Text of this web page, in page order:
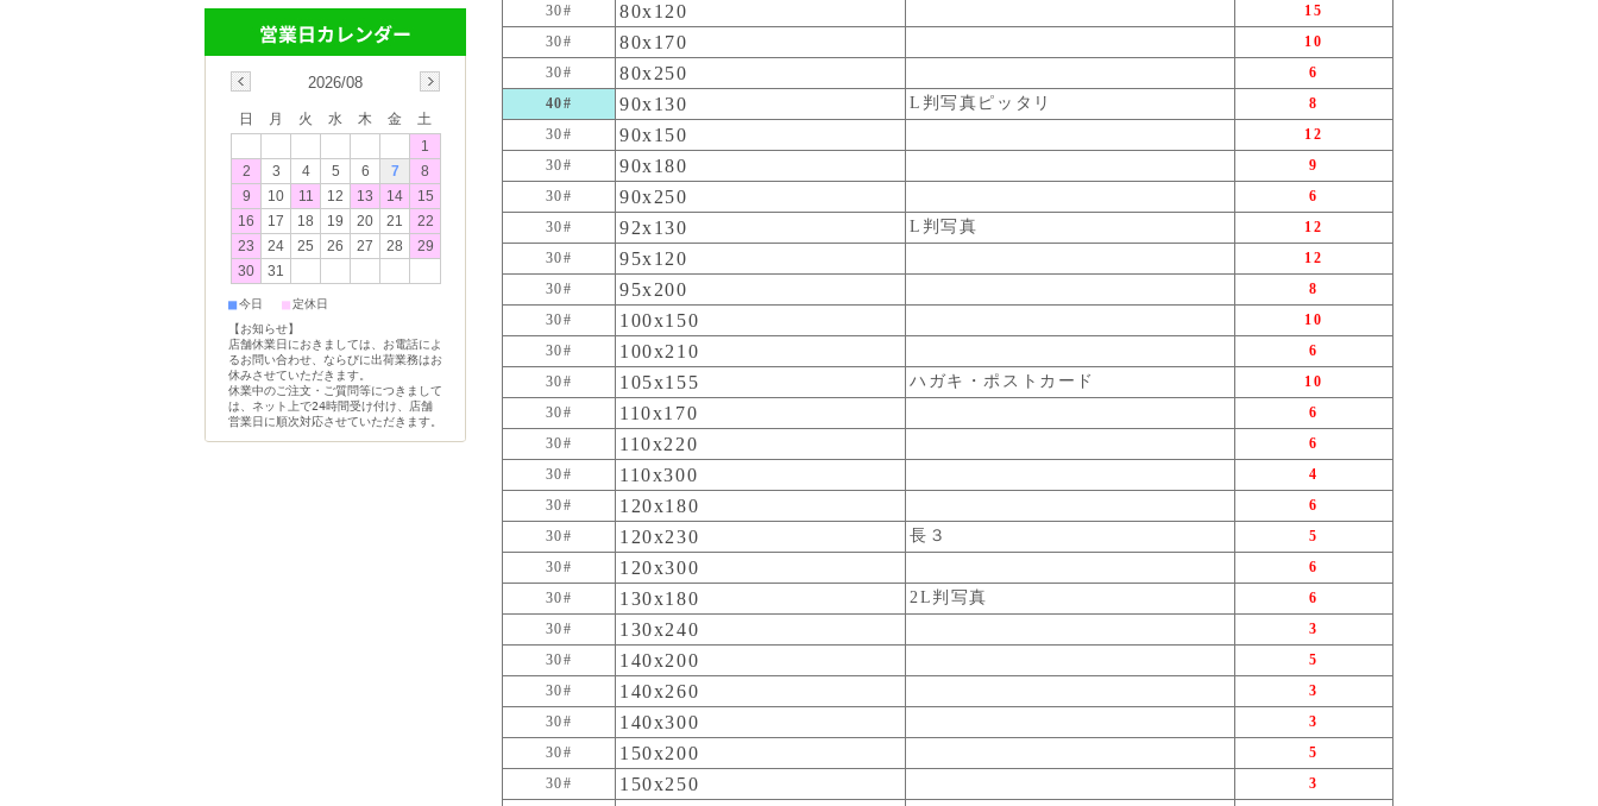
30#
80x120
15
30#
80x170
10
30#
80x250
6
40#
90x130 L判写真ピッタリ
8
30#
90x150
12
30#
90x180
9
30#
90x250
6
30#
92x130 L判写真
12
30#
95x120
12
30#
95x200
8
30#
100x150
10
30#
100x210
6
30#
105x155 ハガキ・ポストカード
10
30#
110x170
6
30#
110x220
6
30#
110x300
4
30#
120x180
6
30#
120x230 長３
5
30#
120x300
6
30#
130x180 2L判写真
6
30#
130x240
3
30#
140x200
5
30#
140x260
3
30#
140x300
3
30#
150x200
5
30#
150x250 3
2026/08
日 月 火 水 木 金
土
1
2
3 4 5 6 7
8
9
10 11 12 13 14
15
16
17 18 19 20 21
22
23
24 25 26 27 28
29
30
31
■今日 ■定休日
【お知らせ】
店舗休業日におきましては、お電話によ
るお問い合わせ、ならびに出荷業務はお
休みさせていただきます。
休業中のご注文・ご質問等につきまして
は、ネット上で24時間受け付け、店舗
営業日に順次対応させていただきます。